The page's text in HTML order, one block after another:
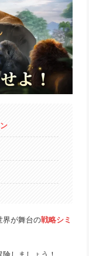
界が舞台の戦略シミ